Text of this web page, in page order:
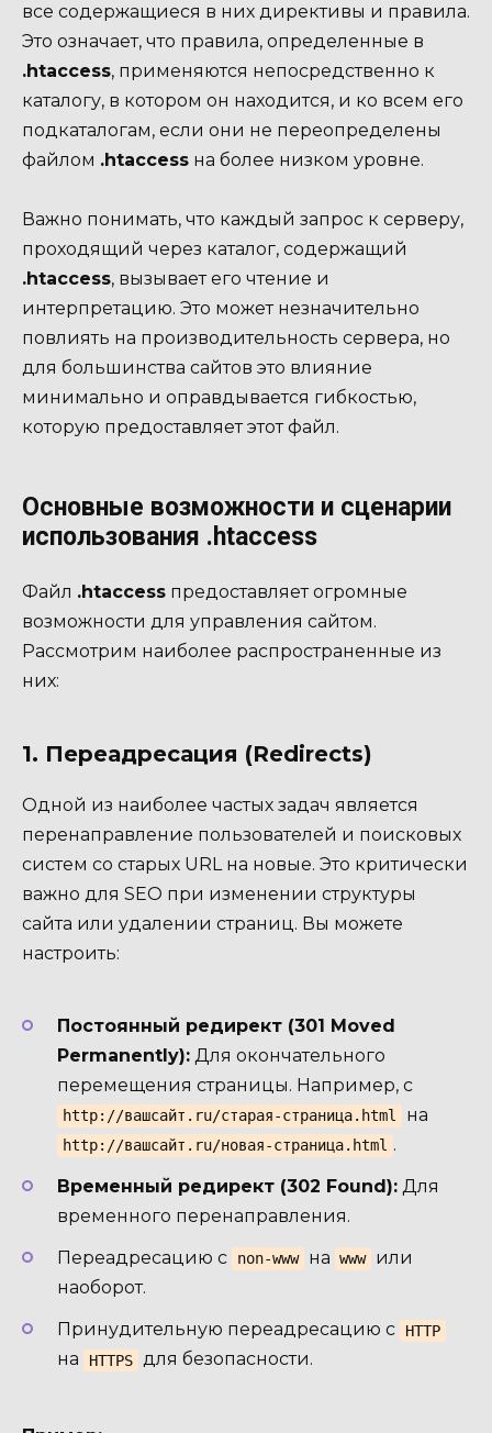
все содержащиеся в них директивы и правила.
Это означает, что правила, определенные в
.htaccess, применяются непосредственно к
каталогу, в котором он находится, и ко всем его
подкаталогам, если они не переопределены
файлом .htaccess на более низком уровне.
Важно понимать, что каждый запрос к серверу,
проходящий через каталог, содержащий
.htaccess, вызывает его чтение и
интерпретацию. Это может незначительно
повлиять на производительность сервера, но
для большинства сайтов это влияние
минимально и оправдывается гибкостью,
которую предоставляет этот файл.
Основные возможности и сценарии
использования .htaccess
Файл .htaccess предоставляет огромные
возможности для управления сайтом.
Рассмотрим наиболее распространенные из
них:
1. Переадресация (Redirects)
Одной из наиболее частых задач является
перенаправление пользователей и поисковых
систем со старых URL на новые. Это критически
важно для SEO при изменении структуры
сайта или удалении страниц. Вы можете
настроить:
Постоянный редирект (301 Moved
Permanently): Для окончательного
перемещения страницы. Например, с
http://вашсайт.ru/старая-страница.html на
http://вашсайт.ru/новая-страница.html .
Временный редирект (302 Found): Для
временного перенаправления.
Переадресацию с non-www на www
или
наоборот.
Принудительную переадресацию с HTTP
на HTTPS для безопасности.